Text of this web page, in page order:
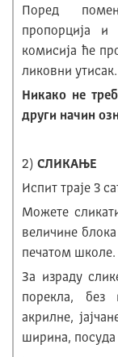
Поред
пропорција и
комисија ће
ликовни утисак.
Никако не
други начин
2) СЛИКАЊЕ
Испит траје 3
Можете
величине блока
печатом школе.
За израду
порекла, без
акрилне,
ширина, посуда